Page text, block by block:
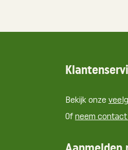
Bekijk onze
Of neem contact